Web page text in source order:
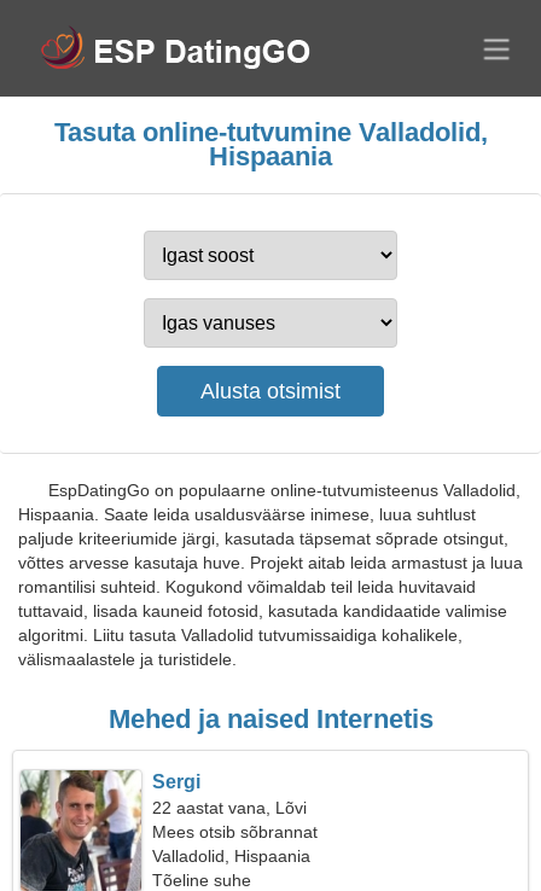
Tasuta online-tutvumine Valladolid,
Hispaania
EspDatingGo on populaarne online-tutvumisteenus Valladolid,
Hispaania. Saate leida usaldusväärse inimese, luua suhtlust
paljude kriteeriumide järgi, kasutada täpsemat sõprade otsingut,
võttes arvesse kasutaja huve. Projekt aitab leida armastust ja luua
romantilisi suhteid. Kogukond võimaldab teil leida huvitavaid
tuttavaid, lisada kauneid fotosid, kasutada kandidaatide valimise
algoritmi. Liitu tasuta Valladolid tutvumissaidiga kohalikele,
välismaalastele ja turistidele.
Mehed ja naised Internetis
Sergi
22 aastat vana, Lõvi
Mees otsib sõbrannat
Valladolid, Hispaania
Tõeline suhe